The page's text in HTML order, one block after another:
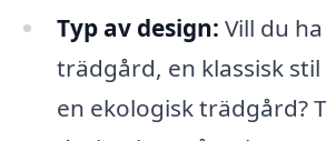
Typ av design: Vill du
trädgård, en klassisk
en ekologisk trädgård?